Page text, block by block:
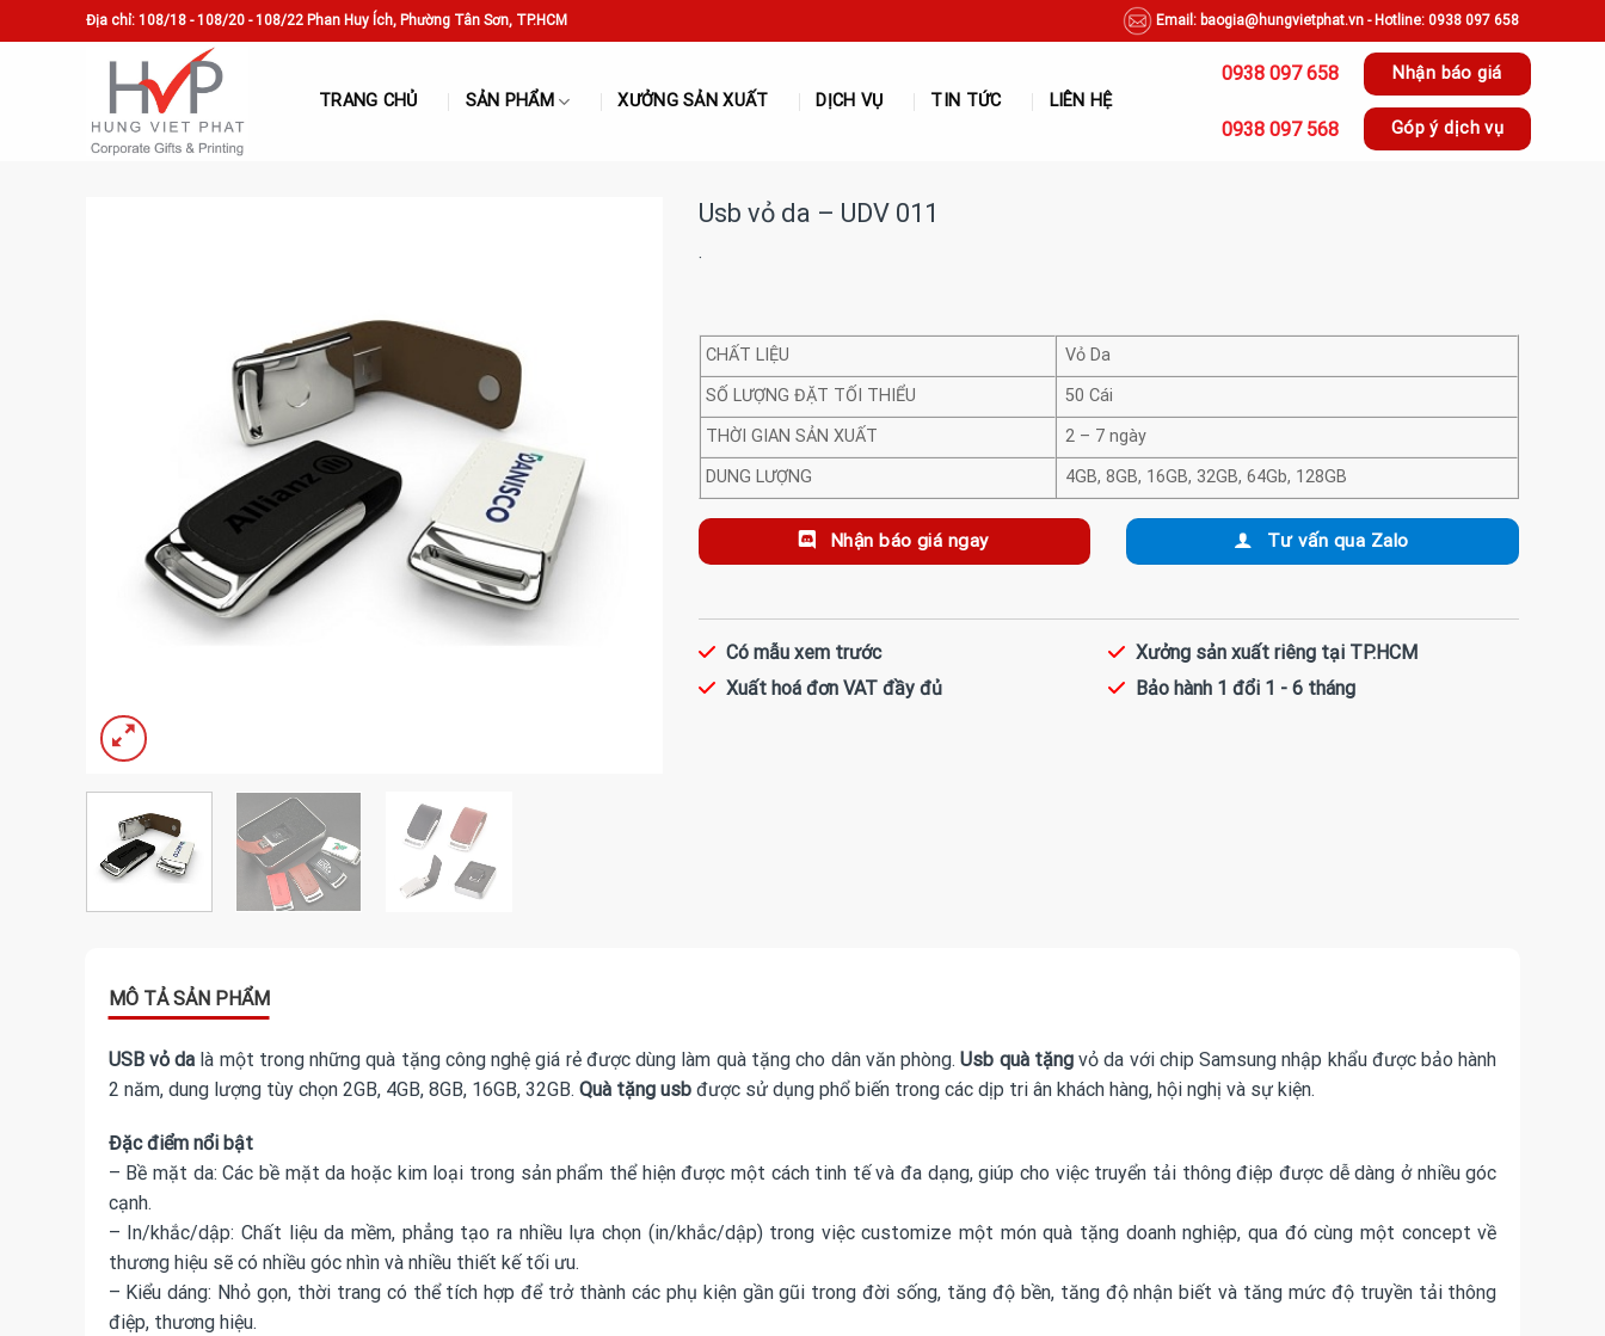
to
Địa chỉ: 108/18 - 108/20 - 108/22 Phan Huy Ích, Phường Tân Sơn, TP.HCM Email: baogia@hungvietphat.vn - Hotline: 0938 097 658
TRANG CHỦ SẢN PHẨM XƯỞNG SẢN XUẤT DỊCH VỤ TIN TỨC LIÊN HỆ
0938 097 658 Nhận báo giá
0938 097 568 Góp ý dịch vụ
Usb vỏ da – UDV 011
·
CHẤT LIỆU
Vỏ Da
SỐ LƯỢNG ĐẶT TỐI THIỂU
50 Cái
THỜI GIAN SẢN XUẤT
2 – 7 ngày
DUNG LƯỢNG
4GB, 8GB, 16GB, 32GB, 64Gb, 128GB
Nhận báo giá ngay Tư vấn qua Zalo
Có mẫu xem trước
Xuất hoá đơn VAT đầy đủ
Xưởng sản xuất riêng tại TP.HCM
Bảo hành 1 đổi 1 - 6 tháng
USB vỏ da là một trong những quà tặng công nghệ giá rẻ được dùng làm quà tặng cho dân văn phòng.Usb quà tặngvỏ da với chip Samsung nhập khẩu được bảo hành
2 năm, dung lượng tùy chọn 2GB, 4GB, 8GB, 16GB, 32GB. Quà tặng usbđược sử dụng phổ biến trong các dịp tri ân khách hàng, hội nghị và sự kiện.
Đặc điểm nổi bật
– Bề mặt da: Các bề mặt da hoặc kim loại trong sản phẩm thể hiện được một cách tinh tế và đa dạng, giúp cho việc truyển tải thông điệp được dễ dàng ở nhiều góc
cạnh.
– In/khắc/dập: Chất liệu da mềm, phẳng tạo ra nhiều lựa chọn (in/khắc/dập) trong việc customize một món quà tặng doanh nghiệp, qua đó cùng một concept về
thương hiệu sẽ có nhiều góc nhìn và nhiều thiết kế tối ưu.
– Kiểu dáng: Nhỏ gọn, thời trang có thể tích hợp để trở thành các phụ kiện gần gũi trong đời sống, tăng độ bền, tăng độ nhận biết và tăng mức độ truyền tải thông
điệp, thương hiệu.